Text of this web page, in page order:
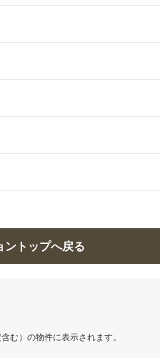
ントップへ戻る
む）の物件に表示されます。